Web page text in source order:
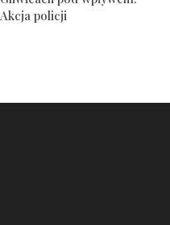
Akcja policji